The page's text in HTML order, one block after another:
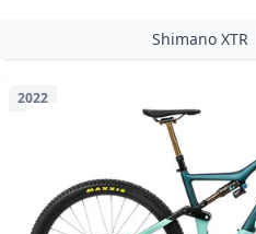
Shimano XTR
2022